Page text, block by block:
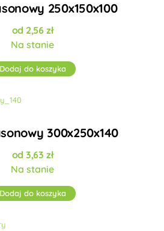
250x150x100
2,56 zł
Na stanie
Dodaj do koszyka
300x250x140
3,63 zł
Na stanie
Dodaj do koszyka